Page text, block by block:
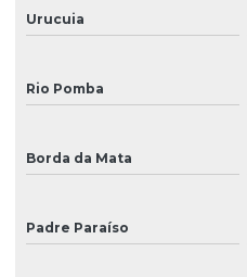
Urucuia
Rio Pomba
Borda da Mata
Padre Paraíso